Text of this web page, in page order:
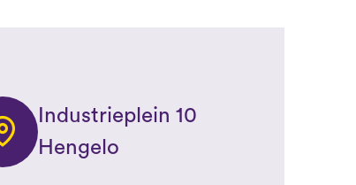
Industrieplein 10
Hengelo